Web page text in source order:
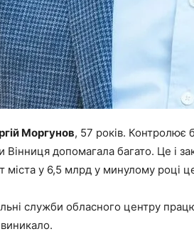
Моргунов, 57 років. Контролює
допомагала багато. Це і
міста у 6,5 млрд у минулому році
служби обласного центру